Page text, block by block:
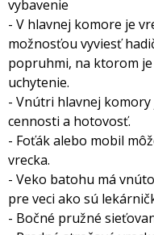
vybavenie
- V hlavnej komore je
možnosťou vyviesť
popruhmi, na ktorom
uchytenie.
- Vnútri hlavnej komory
cennosti a hotovosť.
- Foťák alebo mobil
vrecka.
- Veko batohu má
pre veci ako sú
- Bočné pružné